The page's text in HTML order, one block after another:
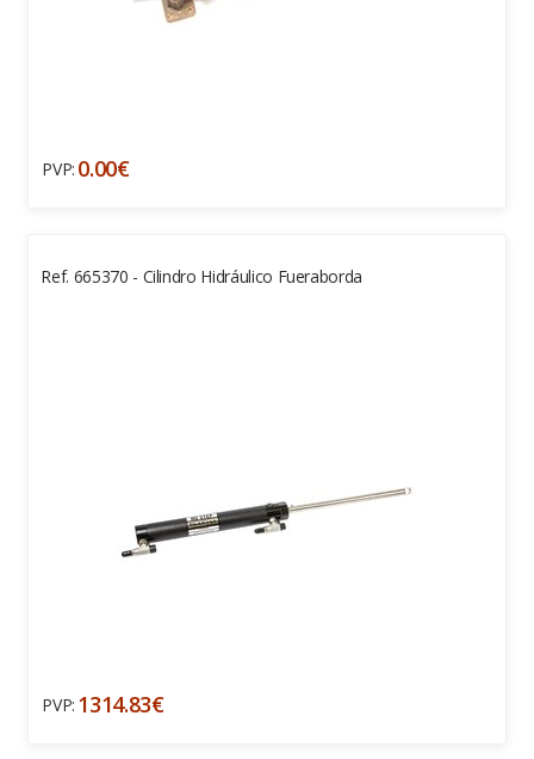
PVP: 0.00€
Ref. 665370 - Cilindro Hidráulico Fueraborda
PVP: 1314.83€